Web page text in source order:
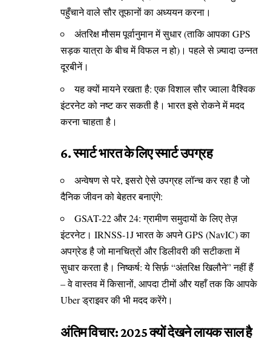
पहुँचाने वाले सौर तूफानों का अध्ययन करना।
अंतरिक्ष मौसम पूर्वानुमान में सुधार (ताकि आपका GPS
सड़क यात्रा के बीच में विफल न हो)। पहले से ज़्यादा उन्नत
दूरबीनें।
यह क्यों मायने रखता है: एक विशाल सौर ज्वाला वैश्विक
इंटरनेट को नष्ट कर सकती है। भारत इसे रोकने में मदद
करना चाहता है।
6. स्मार्ट भारत के लिए स्मार्ट उपग्रह
अन्वेषण से परे, इसरो ऐसे उपग्रह लॉन्च कर रहा है जो
दैनिक जीवन को बेहतर बनाएंगे:
GSAT-22 और 24: ग्रामीण समुदायों के लिए तेज़
इंटरनेट। IRNSS-1J भारत के अपने GPS (NavIC) का
अपग्रेड है जो मानचित्रों और डिलीवरी की सटीकता में
सुधार करता है। निष्कर्ष: ये सिर्फ़ “अंतरिक्ष खिलौने” नहीं हैं
– वे वास्तव में किसानों, आपदा टीमों और यहाँ तक कि आपके
Uber ड्राइवर की भी मदद करेंगे।
अंतिम विचार: 2025 क्यों देखने लायक साल है